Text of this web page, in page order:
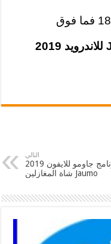
التالي
تحميل برنامج جاومو للايفون 2019
Jaumo شاة المغازلين